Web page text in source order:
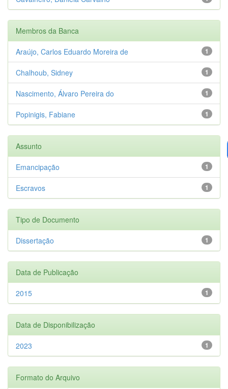
Membros da Banca
1
Araújo, Carlos Eduardo Moreira de
1
Chalhoub, Sidney
1
Nascimento, Álvaro Pereira do
1
Popinigis, Fabiane
Assunto
1
Emancipação
1
Escravos
Tipo de Documento
1
Dissertação
Data de Publicação
1
2015
Data de Disponibilização
1
2023
Formato do Arquivo